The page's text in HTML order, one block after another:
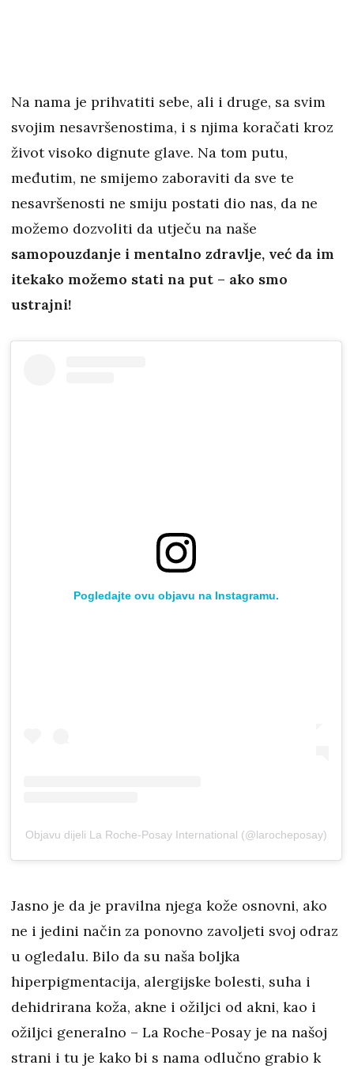
Na nama je prihvatiti sebe, ali i druge, sa svim
svojim nesavršenostima, i s njima koračati kroz
život visoko dignute glave. Na tom putu,
međutim, ne smijemo zaboraviti da sve te
nesavršenosti ne smiju postati dio nas, da ne
možemo dozvoliti da utječu na naše
samopouzdanje i mentalno zdravlje, već da im
itekako možemo stati na put – ako smo
ustrajni!
Pogledajte ovu objavu na Instagramu.
Objavu dijeli La Roche-Posay International (@larocheposay)
Jasno je da je pravilna njega kože osnovni, ako
ne i jedini način za ponovno zavoljeti svoj odraz
u ogledalu. Bilo da su naša boljka
hiperpigmentacija, alergijske bolesti, suha i
dehidrirana koža, akne i ožiljci od akni, kao i
ožiljci generalno – La Roche-Posay je na našoj
strani i tu je kako bi s nama odlučno grabio k